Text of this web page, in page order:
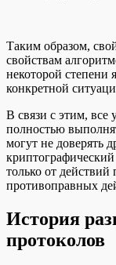
Таким образом,
свойствам
некоторой степени
конкретной
В связи с этим, все
полностью
могут не доверять
только от
противоправных
История
протоколов